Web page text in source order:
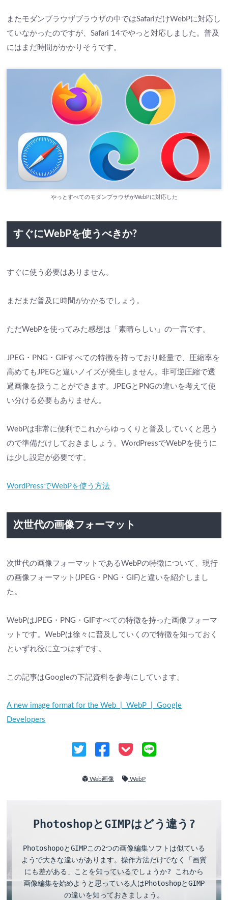
またモダンブラウザブラウザの中ではSafariだけWebPに対応し
ていなかったのですが、Safari 14でやっと対応しました。普及
にはまだ時間がかかりそうです。
やっとすべてのモダンブラウザがWebPに対応した
すぐにWebPを使うべきか?
すぐに使う必要はありません。
まだまだ普及に時間がかかるでしょう。
ただWebPを使ってみた感想は「素晴らしい」の一言です。
JPEG・PNG・GIFすべての特徴を持っており軽量で、圧縮率を
高めてもJPEGと違いノイズが発生しません。非可逆圧縮で透
過画像を扱うことができます。JPEGとPNGの違いを考えて使
い分ける必要もありません。
WebPは非常に便利でこれからゆっくりと普及していくと思う
ので準備だけしておきましょう。WordPressでWebPを使うに
は少し設定が必要です。
WordPressでWebPを使う方法
次世代の画像フォーマット
次世代の画像フォーマットであるWebPの特徴について、現行
の画像フォーマット(JPEG・PNG・GIF)と違いを紹介しまし
た。
WebPはJPEG・PNG・GIFすべての特徴を持った画像フォーマ
ットです。WebPは徐々に普及していくので特徴を知っておく
といずれ役に立つはずです。
この記事はGoogleの下記資料を参考にしています。
A new image format for the Web | WebP | Google
Developers
Web画像 WebP
PhotoshopとGIMPはどう違う?
PhotoshopoとGIMPこの2つの画像編集ソフトは似ている
ようで大きな違いがあります。操作方法だけでなく「画質
にも差がある」ことを知っているでしょうか? これから
画像編集を始めようと思っている人はPhotoshopとGIMP
の違いを知っておきましょう。